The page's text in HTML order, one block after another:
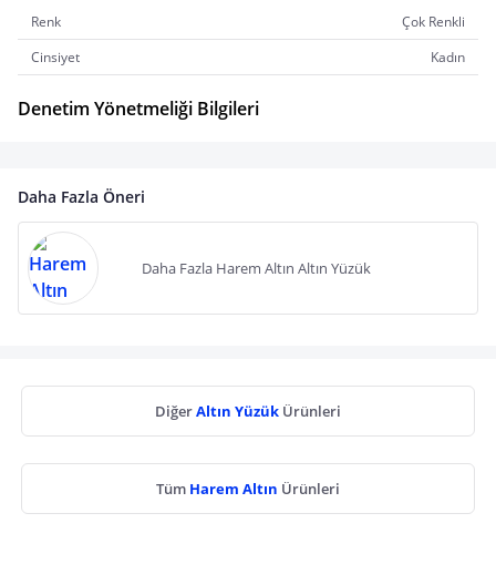
Renk
Çok Renkli
Cinsiyet
Kadın
Denetim Yönetmeliği Bilgileri
Daha Fazla Öneri
Daha Fazla Harem Altın Altın Yüzük
DiğerAltın Yüzük Ürünleri
Tüm Harem Altın Ürünleri